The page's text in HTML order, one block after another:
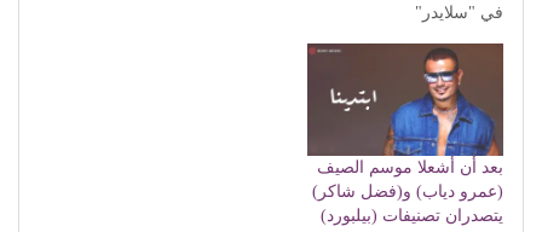
في "سلايدر"
بعد أن أشعلا موسم الصيف
(عمرو دياب) و(فضل شاكر)
يتصدران تصنيفات (بيلبورد)